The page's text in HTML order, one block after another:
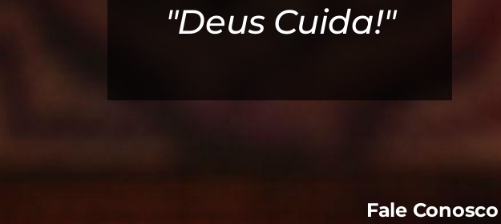
"Deus Cuida!"
Fale Conosco